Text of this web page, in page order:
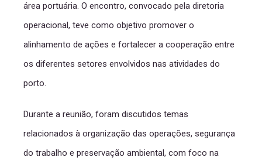
área portuária. O encontro, convocado pela diretoria
operacional, teve como objetivo promover o
alinhamento de ações e fortalecer a cooperação entre
os diferentes setores envolvidos nas atividades do
porto.
Durante a reunião, foram discutidos temas
relacionados à organização das operações, segurança
do trabalho e preservação ambiental, com foco na